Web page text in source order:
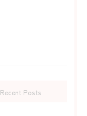
Recent Posts